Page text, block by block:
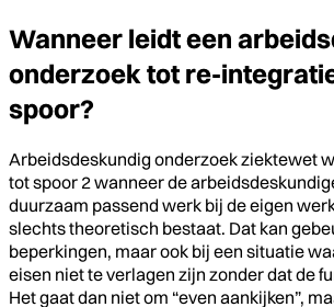
Wanneer leidt een
onderzoek tot re-
spoor?
Arbeidsdeskundig onderzoek ziektewet
tot spoor 2 wanneer de
duurzaam passend werk bij de eigen
slechts theoretisch bestaat. Dat kan
beperkingen, maar ook bij een situatie
eisen niet te verlagen zijn zonder dat de
Het gaat dan niet om “even aankijken”,